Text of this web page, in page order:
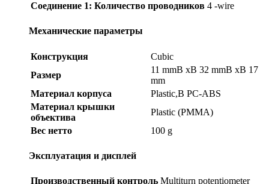
Соединение 1: Количество проводников 4 -wire
Механические параметры
Конструкция
Cubic
Размер
11 mmВ xВ 32 mmВ xВ 17
mm
Материал корпуса
Plastic,В PC-ABS
Материал крышки
объектива
Plastic (PMMA)
Вес нетто
100 g
Эксплуатация и дисплей
Производственный контроль Multiturn potentiometer